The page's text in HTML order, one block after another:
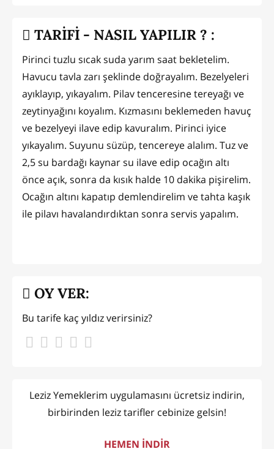
TARİFİ - NASIL YAPILIR ? :
Pirinci tuzlu sıcak suda yarım saat bekletelim.
Havucu tavla zarı şeklinde doğrayalım. Bezelyeleri
ayıklayıp, yıkayalım. Pilav tenceresine tereyağı ve
zeytinyağını koyalım. Kızmasını beklemeden havuç
ve bezelyeyi ilave edip kavuralım. Pirinci iyice
yıkayalım. Suyunu süzüp, tencereye alalım. Tuz ve
2,5 su bardağı kaynar su ilave edip ocağın altı
önce açık, sonra da kısık halde 10 dakika pişirelim.
Ocağın altını kapatıp demlendirelim ve tahta kaşık
ile pilavı havalandırdıktan sonra servis yapalım.
OY VER:
Bu tarife kaç yıldız verirsiniz?
Leziz Yemeklerim uygulamasını ücretsiz indirin,
birbirinden leziz tarifler cebinize gelsin!
HEMEN İNDİR